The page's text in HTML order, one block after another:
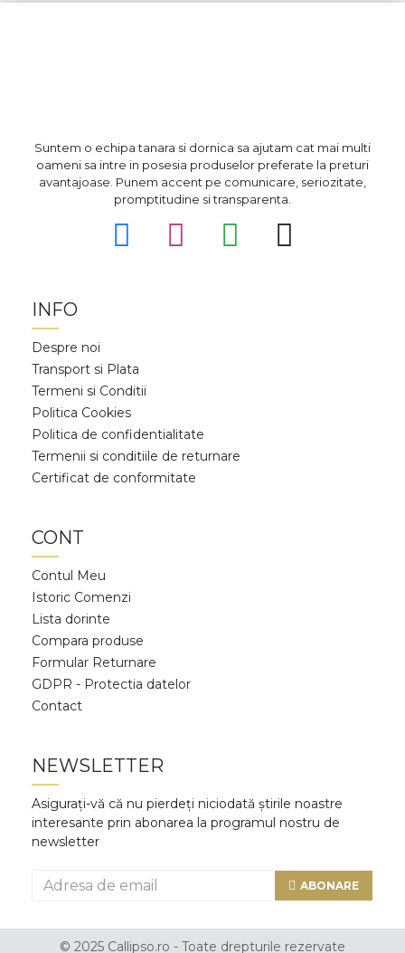
Suntem o echipa tanara si dornica sa ajutam cat mai multi
oameni sa intre in posesia produselor preferate la preturi
avantajoase. Punem accent pe comunicare, seriozitate,
promptitudine si transparenta.
INFO
Despre noi
Transport si Plata
Termeni si Conditii
Politica Cookies
Politica de confidentialitate
Termenii si conditiile de returnare
Certificat de conformitate
CONT
Contul Meu
Istoric Comenzi
Lista dorinte
Compara produse
Formular Returnare
GDPR - Protectia datelor
Contact
NEWSLETTER
Asigurați-vă că nu pierdeți niciodată știrile noastre
interesante prin abonarea la programul nostru de
newsletter
ABONARE
© 2025 Callipso.ro - Toate drepturile rezervate